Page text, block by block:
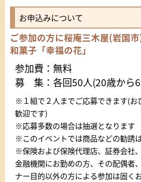
お申込みについて
ご参加の方に桜庵三木屋(岩国
和菓子「幸福の花」
参加費：無料
募 集：各回50人(20歳から
※１組で２人までご応募できます(お
歓迎です)
※応募多数の場合は抽選となります
※このイベントでは商品などの勧誘
※保険および保険代理店、証券会社
金融機関にお勤めの方、その配偶者
ナー目的以外の方による参加は固く